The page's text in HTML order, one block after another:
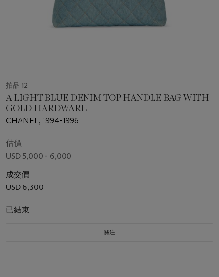
拍品 12
A LIGHT BLUE DENIM TOP HANDLE BAG WITH
GOLD HARDWARE
CHANEL, 1994-1996
估價
USD 5,000 - 6,000
成交價
USD 6,300
已結束
關注